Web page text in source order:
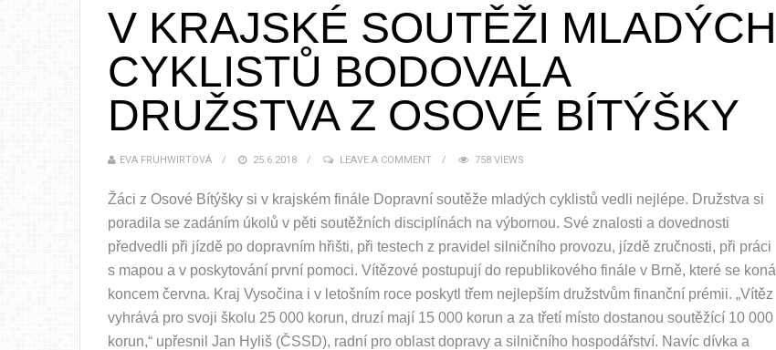
V KRAJSKÉ SOUTĚŽI MLADÝCH
CYKLISTŮ BODOVALA
DRUŽSTVA Z OSOVÉ BÍTÝŠKY
EVA FRUHWIRTOVÁ 25.6.2018 LEAVE A COMMENT 758 VIEWS
Žáci z Osové Bítýšky si v krajském finále Dopravní soutěže mladých cyklistů vedli nejlépe. Družstva si
poradila se zadáním úkolů v pěti soutěžních disciplínách na výbornou. Své znalosti a dovednosti
předvedli při jízdě po dopravním hřišti, při testech z pravidel silničního provozu, jízdě zručnosti, při práci
s mapou a v poskytování první pomoci. Vítězové postupují do republikového finále v Brně, které se koná
koncem června. Kraj Vysočina i v letošním roce poskytl třem nejlepším družstvům finanční prémii. „Vítěz
vyhrává pro svoji školu 25 000 korun, druzí mají 15 000 korun a za třetí místo dostanou soutěžící 10 000
korun,“ upřesnil Jan Hyliš (ČSSD), radní pro oblast dopravy a silničního hospodářství. Navíc dívka a